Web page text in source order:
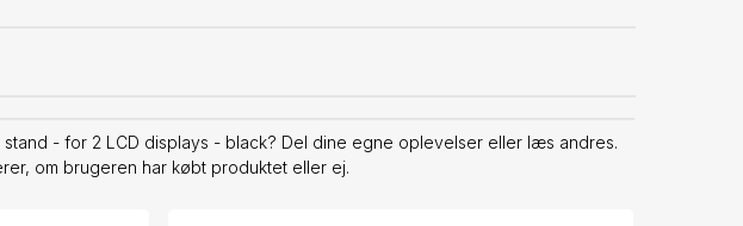
stand - for 2 LCD displays - black? Del dine egne oplevelser eller læs andres.
om brugeren har købt produktet eller ej.